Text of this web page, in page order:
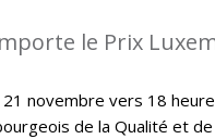
le Prix
novembre vers 18
de la Qualité et